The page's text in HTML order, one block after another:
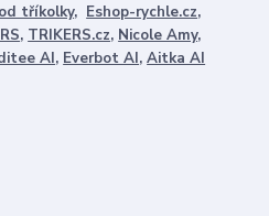
tříkolky, Eshop-rychle.cz,
, TRIKERS.cz, Nicole Amy,
AI, Everbot AI,Aitka AI